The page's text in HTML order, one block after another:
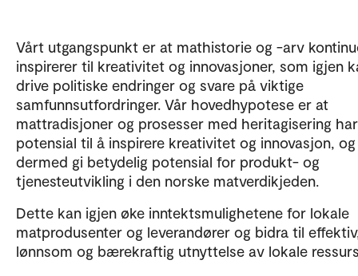
Vårt utgangspunkt er at mathistorie og -arv
inspirerer til kreativitet og innovasjoner, som igjen
drive politiske endringer og svare på viktige
samfunnsutfordringer. Vår hovedhypotese er at
mattradisjoner og prosesser med heritagisering
potensial til å inspirere kreativitet og innovasjon, og
dermed gi betydelig potensial for produkt- og
tjenesteutvikling i den norske matverdikjeden.
Dette kan igjen øke inntektsmulighetene for lokale
matprodusenter og leverandører og bidra til
lønnsom og bærekraftig utnyttelse av lokale